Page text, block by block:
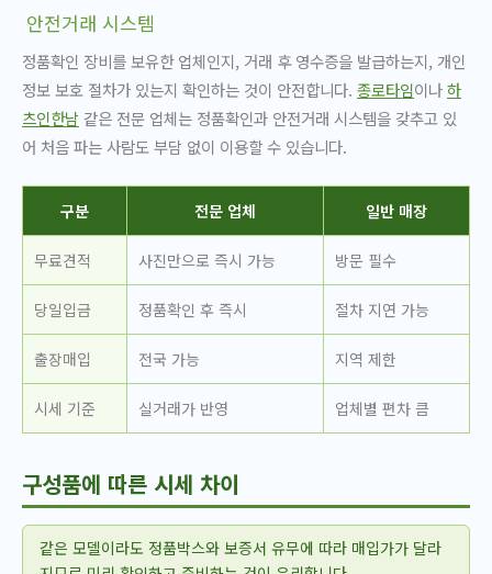
안전거래 시스템
정품확인 장비를 보유한 업체인지, 거래 후 영수증을 발급하는지, 개인
정보 보호 절차가 있는지 확인하는 것이 안전합니다. 종로타임이나하
츠인한남 같은 전문 업체는 정품확인과 안전거래 시스템을 갖추고 있
어 처음 파는 사람도 부담 없이 이용할 수 있습니다.
구분 전문 업체 일반 매장
무료견적 사진만으로 즉시 가능 방문 필수
당일입금 정품확인 후 즉시 절차 지연 가능
출장매입 전국 가능 지역 제한
시세 기준 실거래가 반영 업체별 편차 큼
구성품에 따른 시세 차이
같은 모델이라도 정품박스와 보증서 유무에 따라 매입가가 달라